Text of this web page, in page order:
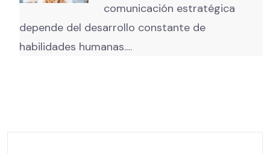
comunicación estratégica
depende del desarrollo constante de
habilidades humanas.…